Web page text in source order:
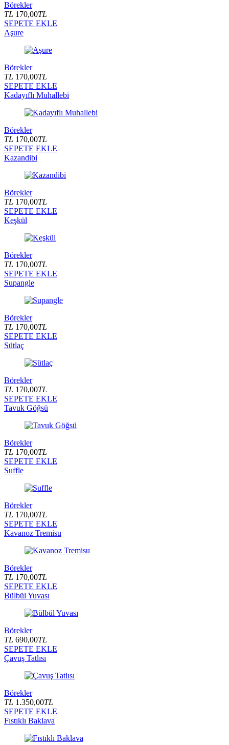
Börekler
TL 170,00TL
SEPETE EKLE
Aşure
Börekler
TL 170,00TL
SEPETE EKLE
Kadayıflı Muhallebi
Börekler
TL 170,00TL
SEPETE EKLE
Kazandibi
Börekler
TL 170,00TL
SEPETE EKLE
Keşkül
Börekler
TL 170,00TL
SEPETE EKLE
Supangle
Börekler
TL 170,00TL
SEPETE EKLE
Sütlaç
Börekler
TL 170,00TL
SEPETE EKLE
Tavuk Göğsü
Börekler
TL 170,00TL
SEPETE EKLE
Suffle
Börekler
TL 170,00TL
SEPETE EKLE
Kavanoz Tremisu
Börekler
TL 170,00TL
SEPETE EKLE
Bülbül Yuvası
Börekler
TL 690,00TL
SEPETE EKLE
Çavuş Tatlısı
Börekler
TL 1.350,00TL
SEPETE EKLE
Fıstıklı Baklava